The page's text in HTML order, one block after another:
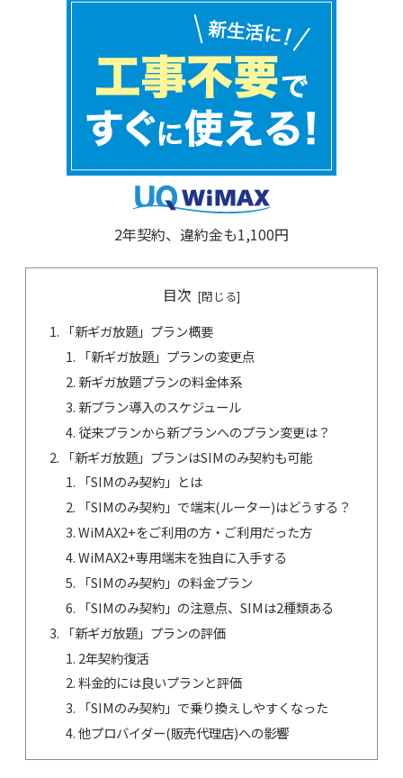
2年契約、違約金も1,100円
目次
「新ギガ放題」プラン概要
「新ギガ放題」プランの変更点
新ギガ放題プランの料金体系
新プラン導入のスケジュール
従来プランから新プランへのプラン変更は？
「新ギガ放題」プランはSIMのみ契約も可能
「SIMのみ契約」とは
「SIMのみ契約」で端末(ルーター)はどうする？
WiMAX2+をご利用の方・ご利用だった方
WiMAX2+専用端末を独自に入手する
「SIMのみ契約」の料金プラン
「SIMのみ契約」の注意点、SIMは2種類ある
「新ギガ放題」プランの評価
2年契約復活
料金的には良いプランと評価
「SIMのみ契約」で乗り換えしやすくなった
他プロバイダー(販売代理店)への影響